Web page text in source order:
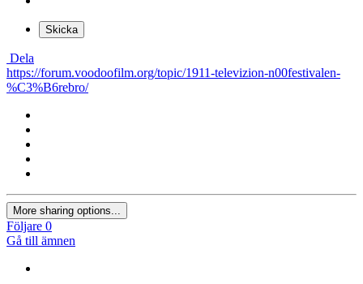
Skicka
Dela
https://forum.voodoofilm.org/topic/1911-televizion-n00festivalen-
%C3%B6rebro/
More sharing options...
Följare 0
Gå till ämnen